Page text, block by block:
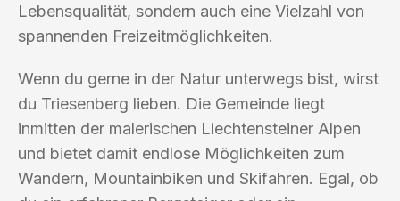
Lebensqualität, sondern auch eine Vielzahl von
spannenden Freizeitmöglichkeiten.
Wenn du gerne in der Natur unterwegs bist, wirst
du Triesenberg lieben. Die Gemeinde liegt
inmitten der malerischen Liechtensteiner Alpen
und bietet damit endlose Möglichkeiten zum
Wandern, Mountainbiken und Skifahren. Egal, ob